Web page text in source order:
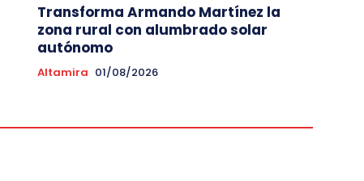
Transforma Armando Martínez la
zona rural con alumbrado solar
autónomo
Altamira 01/08/2026